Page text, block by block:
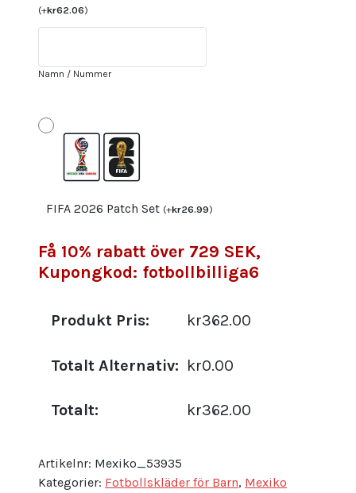
2022
Kortärmad
Korta
tryck
J.GALLARDO
mängd
(+kr62.06)
Namn / Nummer
FIFA 2026 Patch Set (+kr26.99)
Få 10% rabatt över 729 SEK,
Kupongkod: fotbollbilliga6
Produkt Pris: kr362.00
Totalt Alternativ: kr0.00
Totalt: kr362.00
Artikelnr: Mexiko_53935
Kategorier: Fotbollskläder för Barn, Mexiko